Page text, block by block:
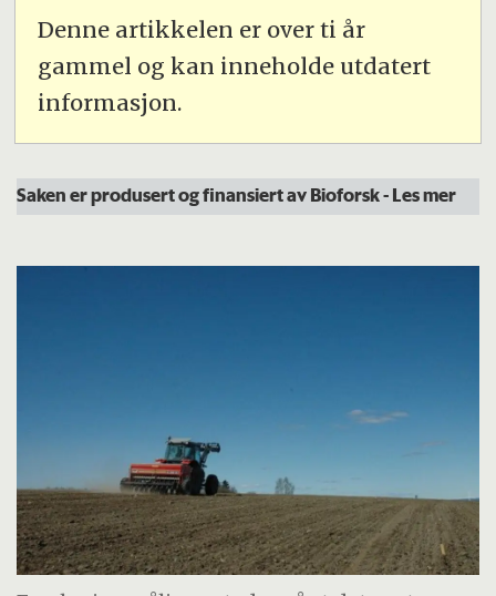
Denne artikkelen er over ti år
gammel og kan inneholde utdatert
informasjon.
Saken er produsert og finansiert av Bioforsk- Les mer